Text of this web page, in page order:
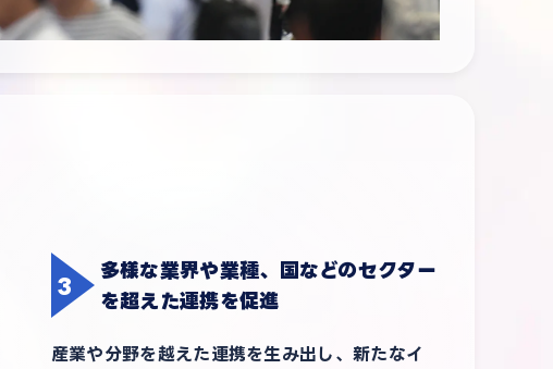
多様な業界や業種、国などのセクター
を超えた連携を促進
産業や分野を越えた連携を生み出し、新たなイ